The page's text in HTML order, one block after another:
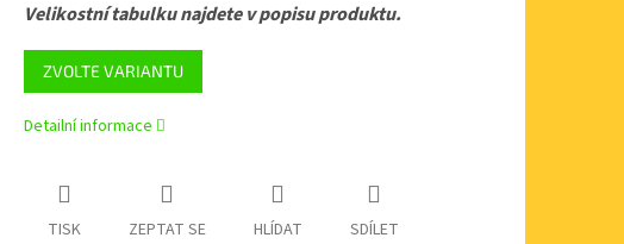
ZVOLTE VARIANTU
Velikostní tabulku najdete v popisu produktu.
Detailní informace
TISK ZEPTAT SE HLÍDAT SDÍLET